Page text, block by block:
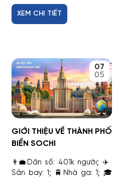
XEM CHI TIẾT
07
05
GIỚI THIỆU VỀ THÀNH PHỐ
BIỂN SOCHI
👨‍💼Dân số: 401k người; ✈️
Sân bay: 1; 🚆Nhà ga: 1; 🎓